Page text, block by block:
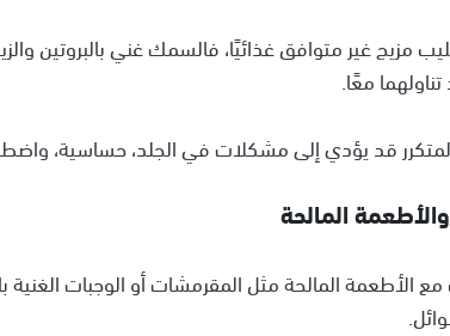
مزيج غير متوافق غذائيًا، فالسمك غني بالبروتين
معًا.
قد يؤدي إلى مشكلات في الجلد، حساسية،
مع الأطعمة المالحة مثل المقرمشات أو الوجبات